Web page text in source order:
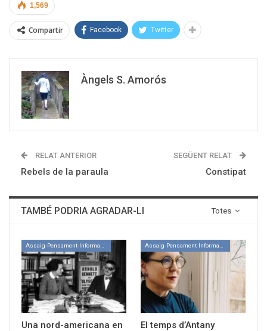
1,569
Compartir Facebook Twitter
Àngels S. Amorós
RELAT ANTERIOR
Rebels de la paraula
SEGÜENT RELAT
Constipat
Totes
TAMBÉ PODRIA AGRADAR-LI
Una nord-americana en
El temps d’Antany